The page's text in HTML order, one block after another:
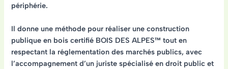
périphérie.
Il donne une méthode pour réaliser une construction
publique en bois certifié BOIS DES ALPES™ tout en
respectant la réglementation des marchés publics, avec
l’accompagnement d’un juriste spécialisé en droit public et